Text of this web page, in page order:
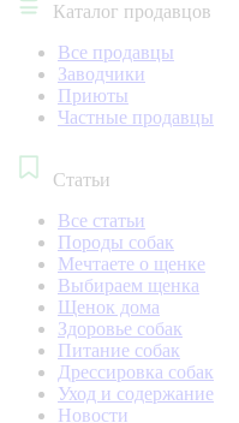
Каталог продавцов
Все продавцы
Заводчики
Приюты
Частные продавцы
Статьи
Все статьи
Породы собак
Мечтаете о щенке
Выбираем щенка
Щенок дома
Здоровье собак
Питание собак
Дрессировка собак
Уход и содержание
Новости